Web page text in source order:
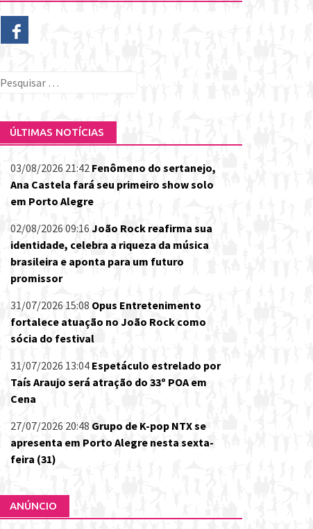
Pesquisar
ÚLTIMAS NOTÍCIAS
03/08/2026 21:42 Fenômeno do sertanejo,
Ana Castela fará seu primeiro show solo
em Porto Alegre
02/08/2026 09:16 João Rock reafirma sua
identidade, celebra a riqueza da música
brasileira e aponta para um futuro
promissor
31/07/2026 15:08 Opus Entretenimento
fortalece atuação no João Rock como
sócia do festival
31/07/2026 13:04 Espetáculo estrelado por
Taís Araujo será atração do 33º POA em
Cena
27/07/2026 20:48 Grupo de K-pop NTX se
apresenta em Porto Alegre nesta sexta-
feira (31)
ANÚNCIO